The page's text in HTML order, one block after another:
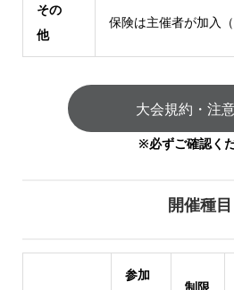
その
他
保険は主催者が加入
大会規約・注
※必ずご確認く
開催種目
参加
制限